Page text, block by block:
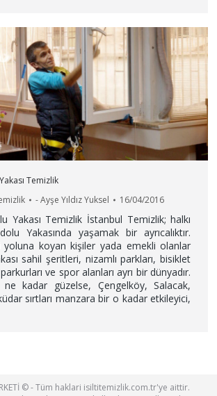
Temizlik
-Ayşe Yıldız Yuksel 16/04/2016
Yakası Temizlik İstanbul Temizlik; halkı
Yakasında yaşamak bir ayrıcalıktır.
yoluna koyan kişiler yada emekli olanlar
sahil şeritleri, nizamlı parkları, bisiklet
ve spor alanları ayrı bir dünyadır.
kadar güzelse, Çengelköy, Salacak,
sırtları manzara bir o kadar etkileyici,
© - Tüm haklari isiltitemizlik.com.tr'ye aittir.